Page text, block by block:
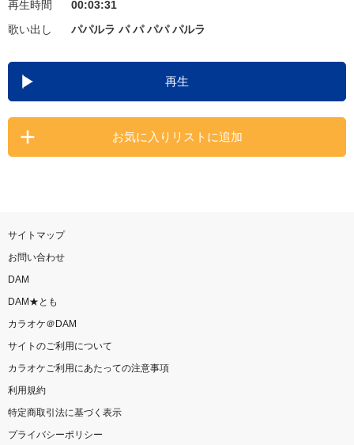
お知らせ よくあるご質問
DAMの新曲・ランキングなど
カラオケ最新情報をチェック！
再生時間
00:03:31
歌い出し
パパルラ パ パ パパ パルラ
再生
お気に入りリストに追加
サイトマップ
お問い合わせ
DAM
DAM★とも
カラオケ＠DAM
サイトのご利用について
カラオケご利用にあたっての注意事項
利用規約
特定商取引法に基づく表示
プライバシーポリシー